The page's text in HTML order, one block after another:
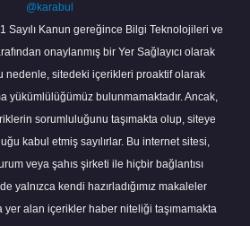
@karabul
Sayılı Kanun gereğince Bilgi Teknolojileri ve
onaylanmış bir Yer Sağlayıcı olarak
nedenle, sitedeki içerikleri proaktif olarak
yükümlülüğümüz bulunmamaktadır. Ancak,
sorumluluğunu taşımakta olup, siteye
kabul etmiş sayılırlar. Bu internet sitesi,
veya şahıs şirketi ile hiçbir bağlantısı
yalnızca kendi hazırladığımız makaleler
yer alan içerikler haber niteliği taşımamakta